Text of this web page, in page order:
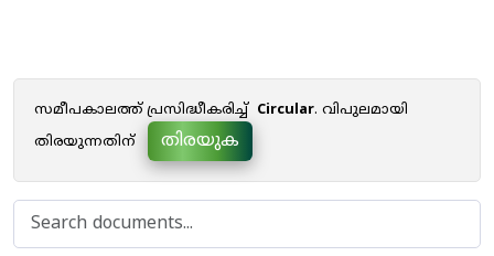
സമീപകാലത്ത് പ്രസിദ്ധീകരിച്ച് Circular. വിപുലമായി
തിരയുന്നതിന്
തിരയുക